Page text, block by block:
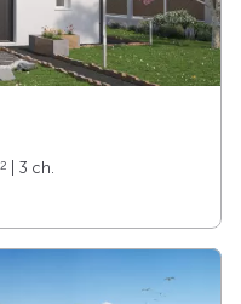
2
| 3 ch.